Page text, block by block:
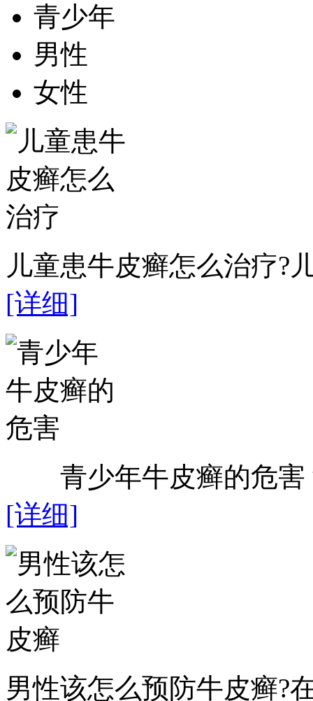
青少年
男性
女性
儿童患牛皮癣怎么治疗?
[详细]
青少年牛皮癣的危害
[详细]
男性该怎么预防牛皮癣?